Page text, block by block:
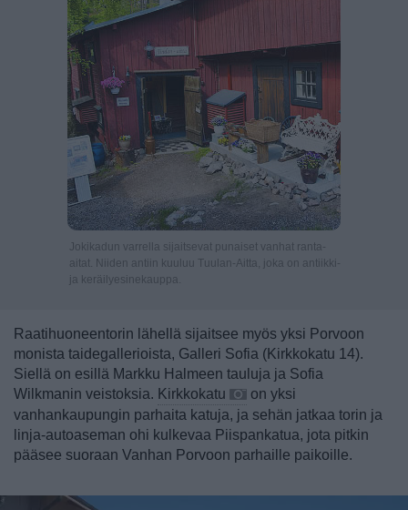
Jokikadun varrella sijaitsevat punaiset vanhat ranta-
aitat. Niiden antiin kuuluu Tuulan-Aitta, joka on antiikki-
ja keräilyesinekauppa.
Raatihuoneentorin lähellä sijaitsee myös yksi Porvoon
monista taidegallerioista, Galleri Sofia (Kirkkokatu 14).
Siellä on esillä Markku Halmeen tauluja ja Sofia
Wilkmanin veistoksia. Kirkkokatu
on yksi
vanhankaupungin parhaita katuja, ja sehän jatkaa torin ja
linja-autoaseman ohi kulkevaa Piispankatua, jota pitkin
pääsee suoraan Vanhan Porvoon parhaille paikoille.